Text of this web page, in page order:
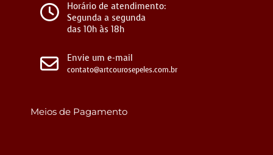
Horário de atendimento:
Segunda a segunda
das 10h às 18h
Envie um e-mail
contato@artcourosepeles.com.br
Meios de Pagamento